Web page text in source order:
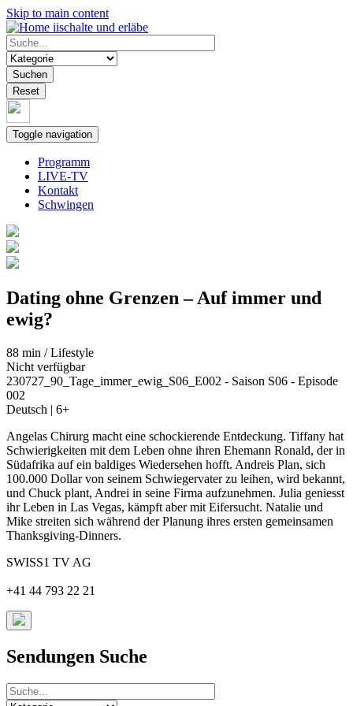
Skip to main content
iischalte und erläbe
Suchen
Reset
Toggle navigation
Programm
LIVE-TV
Kontakt
Schwingen
Dating ohne Grenzen – Auf immer und
ewig?
88 min / Lifestyle
Nicht verfügbar
230727_90_Tage_immer_ewig_S06_E002 - Saison S06 - Episode
002
Deutsch | 6+
Angelas Chirurg macht eine schockierende Entdeckung. Tiffany hat
Schwierigkeiten mit dem Leben ohne ihren Ehemann Ronald, der in
Südafrika auf ein baldiges Wiedersehen hofft. Andreis Plan, sich
100.000 Dollar von seinem Schwiegervater zu leihen, wird bekannt,
und Chuck plant, Andrei in seine Firma aufzunehmen. Julia geniesst
ihr Leben in Las Vegas, kämpft aber mit Eifersucht. Natalie und
Mike streiten sich während der Planung ihres ersten gemeinsamen
Thanksgiving-Dinners.
SWISS1 TV AG
+41 44 793 22 21
Sendungen Suche